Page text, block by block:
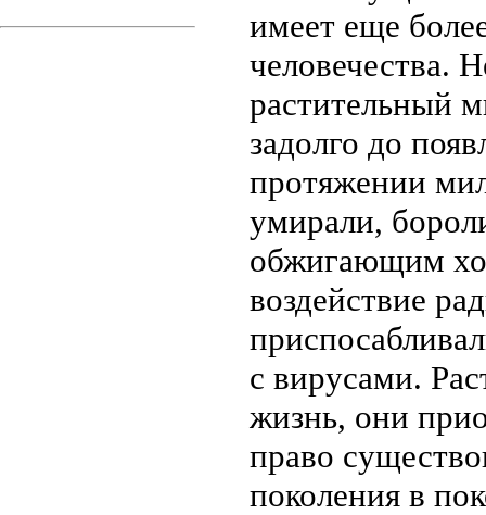
имеет еще
человечества.
растительный
задолго до
протяжении
умирали,
обжигающим
воздействие
с вирусами.
жизнь, они
право
поколения в